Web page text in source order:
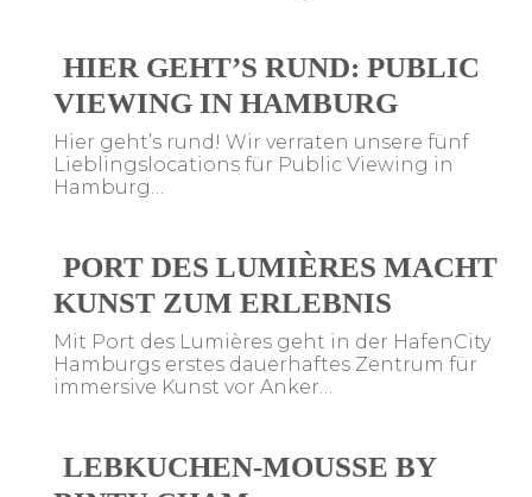
HIER GEHT’S RUND: PUBLIC
VIEWING IN HAMBURG
Hier geht’s rund! Wir verraten unsere fünf
Lieblingslocations für Public Viewing in
Hamburg…
PORT DES LUMIÈRES MACHT
KUNST ZUM ERLEBNIS
Mit Port des Lumières geht in der HafenCity
Hamburgs erstes dauerhaftes Zentrum für
immersive Kunst vor Anker…
LEBKUCHEN-MOUSSE BY